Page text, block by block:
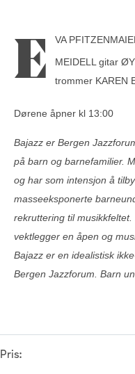
E VA
MEIDELL gitar
trommer KAREN
Dørene åpner kl 13:00
Bajazz er Bergen
på barn og barnefamilier.
og har som intensjon å
masseeksponerte
rekruttering til
vektlegger en åpen og
Bajazz er en idealistisk
Bergen Jazzforum. Barn
Pris: